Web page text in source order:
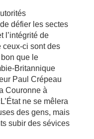
défier les sectes
l’intégrité de
ceux-ci sont des
que le
Britannique
Paul Crépeau
Couronne à
ne se mêlera
des gens, mais
subir des sévices